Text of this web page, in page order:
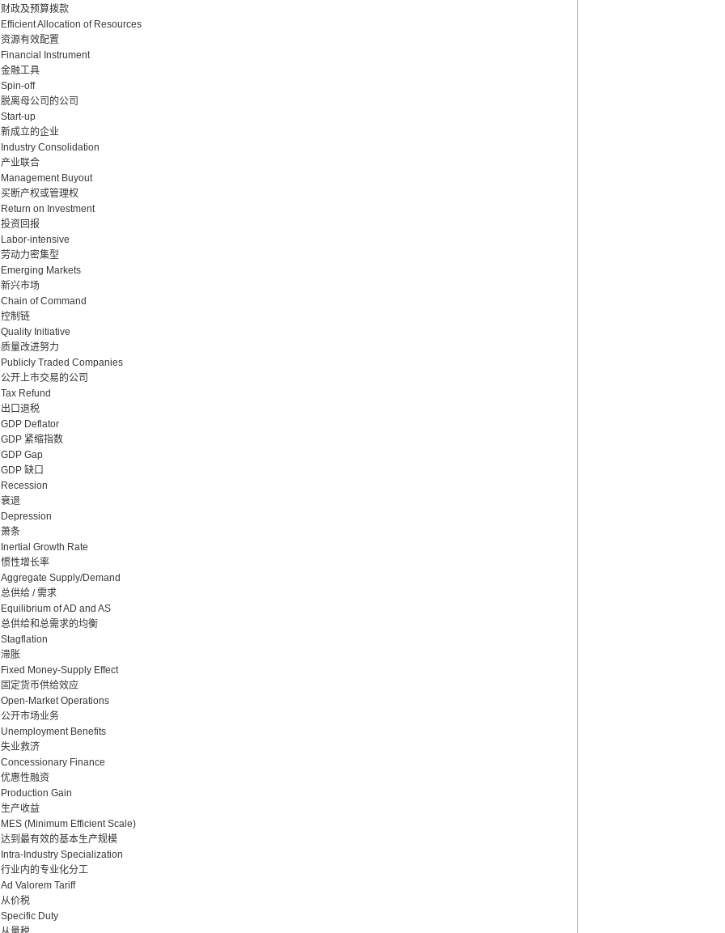
财政及预算拨款
Efficient Allocation of Resources
资源有效配置
Financial Instrument
金融工具
Spin-off
脱离母公司的公司
Start-up
新成立的企业
Industry Consolidation
产业联合
Management Buyout
买断产权或管理权
Return on Investment
投资回报
Labor-intensive
劳动力密集型
Emerging Markets
新兴市场
Chain of Command
控制链
Quality Initiative
质量改进努力
Publicly Traded Companies
公开上市交易的公司
Tax Refund
出口退税
GDP Deflator
GDP 紧缩指数
GDP Gap
GDP 缺口
Recession
衰退
Depression
萧条
Inertial Growth Rate
惯性增长率
Aggregate Supply/Demand
总供给 / 需求
Equilibrium of AD and AS
总供给和总需求的均衡
Stagflation
滞胀
Fixed Money-Supply Effect
固定货币供给效应
Open-Market Operations
公开市场业务
Unemployment Benefits
失业救济
Concessionary Finance
优惠性融资
Production Gain
生产收益
MES (Minimum Efficient Scale)
达到最有效的基本生产规模
Intra-Industry Specialization
行业内的专业化分工
Ad Valorem Tariff
从价税
Specific Duty